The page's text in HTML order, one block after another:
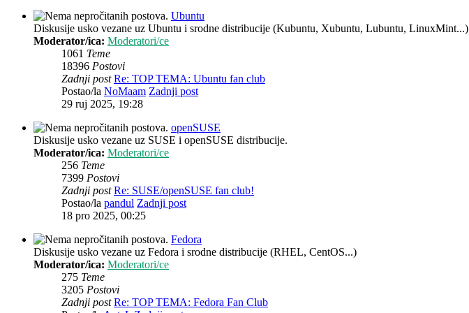
Ubuntu
Diskusije usko vezane uz Ubuntu i srodne distribucije (Kubuntu, Xubuntu, Lubuntu, LinuxMint...)
Moderator/ica: Moderatori/ce
1061 Teme
18396 Postovi
Zadnji post Re: TOP TEMA: Ubuntu fan club
Postao/la NoMaam Zadnji post
29 ruj 2025, 19:28
openSUSE
Diskusije usko vezane uz SUSE i openSUSE distribucije.
Moderator/ica: Moderatori/ce
256 Teme
7399 Postovi
Zadnji post Re: SUSE/openSUSE fan club!
Postao/la pandul Zadnji post
18 pro 2025, 00:25
Fedora
Diskusije usko vezane uz Fedora i srodne distribucije (RHEL, CentOS...)
Moderator/ica: Moderatori/ce
275 Teme
3205 Postovi
Zadnji post Re: TOP TEMA: Fedora Fan Club